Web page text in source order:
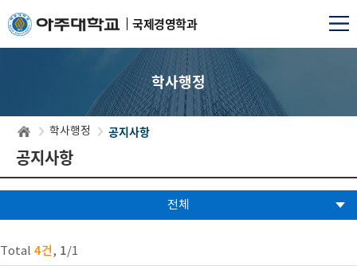
국제경영학과
학사행정
학사행정 공지사항
공지사항
전체
Total 4건, 1/1